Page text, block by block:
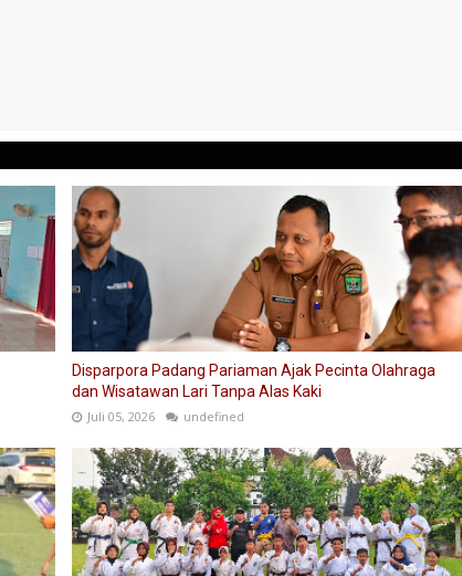
Disparpora Padang Pariaman Ajak Pecinta Olahraga
dan Wisatawan Lari Tanpa Alas Kaki
Juli 05, 2026 undefined